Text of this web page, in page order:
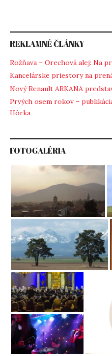
REKLAMNÉ ČLÁNKY
Rožňava – Orechová alej: Na
Kancelárske priestory na
Nový Renault ARKANA
Prvých osem rokov –
Hôrka
FOTOGALÉRIA